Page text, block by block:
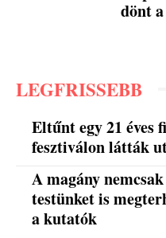
dönt
LEGFRISSEBB
Eltűnt egy 21 éves
fesztiválon látták
A magány
testünket is
a kutatók